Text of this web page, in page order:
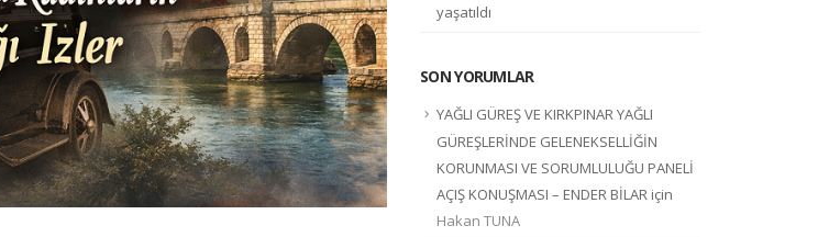
yaşatıldı
SON YORUMLAR
YAĞLI GÜREŞ VE KIRKPINAR YAĞLI
GÜREŞLERİNDE GELENEKSELLİĞİN
KORUNMASI VE SORUMLULUĞU PANELİ
AÇIŞ KONUŞMASI – ENDER BİLAR için
Hakan TUNA